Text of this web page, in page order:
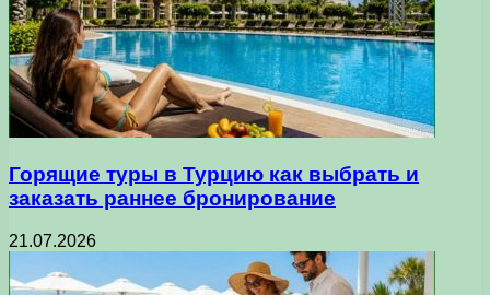
Горящие туры в Турцию как выбрать и
заказать раннее бронирование
21.07.2026